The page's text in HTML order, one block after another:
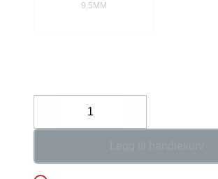
9,5MM
Decrease